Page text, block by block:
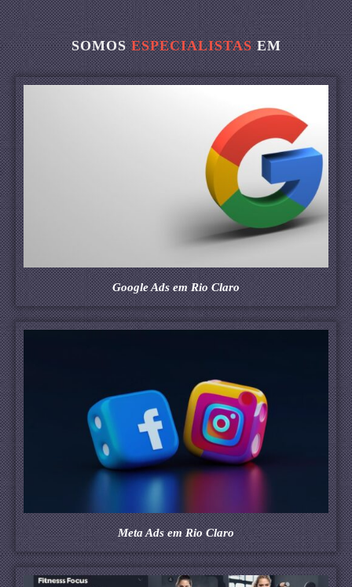
SOMOSESPECIALISTASEM
Google Ads em Rio Claro
Meta Ads em Rio Claro